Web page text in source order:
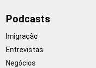
Podcasts
Imigração
Entrevistas
Negócios